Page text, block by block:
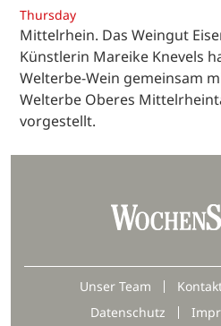
Thursday
Mittelrhein. Das Weingut
Künstlerin Mareike Knevels
Welterbe-Wein gemeinsam
Welterbe Oberes
vorgestellt.
Unser Team
Datenschutz